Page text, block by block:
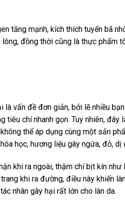
tăng mạnh, kích thích tuyến bã
đồng thời cũng là thực phẩm
là vấn đề đơn giản, bởi lẽ nhiều
chí nhanh gọn. Tuy nhiên,
thể áp dụng cùng một sản
học, hương liệu gây ngứa, đỏ, dị
khi ra ngoài, thậm chí bịt kín
khi ra đường, điều này khiến
nhân gây hại rất lớn cho làn da.